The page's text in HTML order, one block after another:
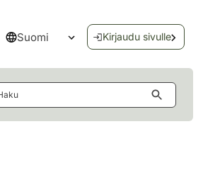
Suomi
Avaa kielivalikko
Kirjaudu sivulle